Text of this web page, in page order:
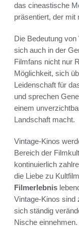
das cineastische
präsentiert, der mit
Die Bedeutung
sich auch in der
Filmfans nicht nur
Möglichkeit, sich
Leidenschaft für
und sprechen
einem
Landschaft macht.
Vintage-Kinos
Bereich der
kontinuierlich
die Liebe zu
Filmerlebnis
Vintage-Kinos sind
sich ständig
Nische einnehmen.